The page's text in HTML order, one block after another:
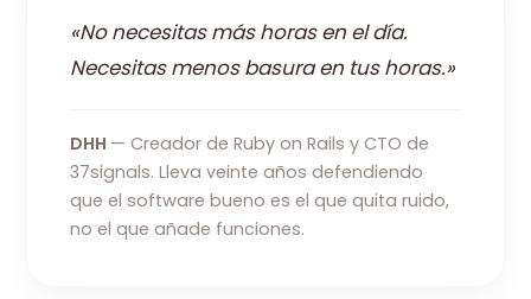
«No necesitas más horas en el día.
Necesitas menos basura en tus horas.»
DHH — Creador de Ruby on Rails y CTO de
37signals. Lleva veinte años defendiendo
que el software bueno es el que quita ruido,
no el que añade funciones.